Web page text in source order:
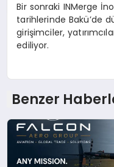
Bir sonraki INMerge
tarihlerinde Bakü’de
girişimciler,
ediliyor.
Benzer